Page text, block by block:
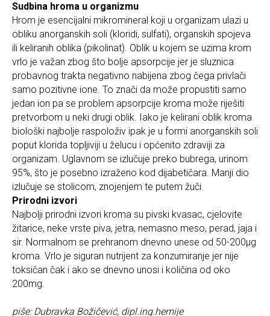
Sudbina hroma u organizmu
Hrom je esencijalni mikromineral koji u organizam ulazi u
obliku anorganskih soli (kloridi, sulfati), organskih spojeva
ili keliranih oblika (pikolinat). Oblik u kojem se uzima krom
vrlo je važan zbog što bolje apsorpcije jer je sluznica
probavnog trakta negativno nabijena zbog čega privlači
samo pozitivne ione. To znači da može propustiti samo
jedan ion pa se problem apsorpcije kroma može riješiti
pretvorbom u neki drugi oblik. Iako je kelirani oblik kroma
biološki najbolje raspoloživ ipak je u formi anorganskih soli
poput klorida topljiviji u želucu i općenito zdraviji za
organizam. Uglavnom se izlučuje preko bubrega, urinom
95%, što je posebno izraženo kod dijabetičara. Manji dio
izlučuje se stolicom, znojenjem te putem žuči.
Prirodni izvori
Najbolji prirodni izvori kroma su pivski kvasac, cjelovite
žitarice, neke vrste piva, jetra, nemasno meso, perad, jaja i
sir. Normalnom se prehranom dnevno unese od 50-200μg
kroma. Vrlo je siguran nutrijent za konzumiranje jer nije
toksičan čak i ako se dnevno unosi i količina od oko
200mg.
piše: Dubravka Božičević, dipl.ing.hemije